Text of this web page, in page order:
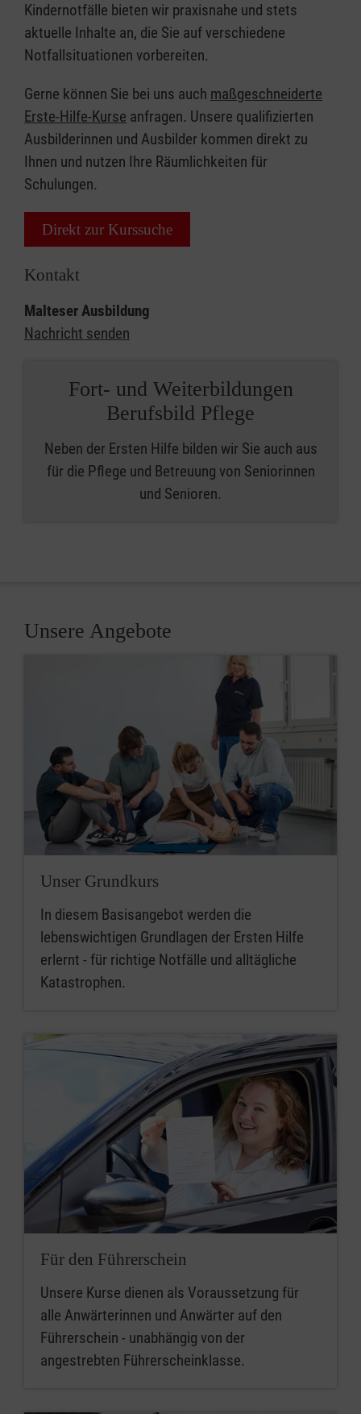
Kindernotfälle bieten wir praxisnahe und stets
aktuelle Inhalte an, die Sie auf verschiedene
Notfallsituationen vorbereiten.
Gerne können Sie bei uns auch maßgeschneiderte
Erste-Hilfe-Kurse anfragen. Unsere qualifizierten
Ausbilderinnen und Ausbilder kommen direkt zu
Ihnen und nutzen Ihre Räumlichkeiten für
Schulungen.
Direkt zur Kurssuche
Kontakt
Malteser Ausbildung
Nachricht senden
Fort- und Weiterbildungen
Berufsbild Pflege
Neben der Ersten Hilfe bilden wir Sie auch aus
für die Pflege und Betreuung von Seniorinnen
und Senioren.
Unsere Angebote
Unser Grundkurs
In diesem Basisangebot werden die
lebenswichtigen Grundlagen der Ersten Hilfe
erlernt - für richtige Notfälle und alltägliche
Katastrophen.
Für den Führerschein
Unsere Kurse dienen als Voraussetzung für
alle Anwärterinnen und Anwärter auf den
Führerschein - unabhängig von der
angestrebten Führerscheinklasse.